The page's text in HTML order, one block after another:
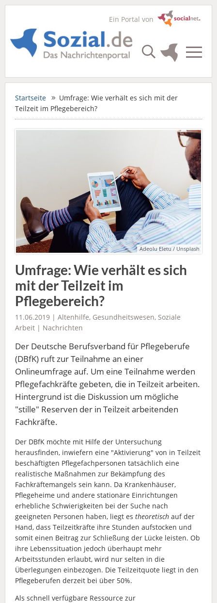
Ein Portal von
Startseite
Umfrage: Wie verhält es sich mit der
Teilzeit im Pflegebereich?
Adeolu Eletu / Unsplash
Umfrage: Wie verhält es sich
mit der Teilzeit im
Pflegebereich?
11.06.2019 | Altenhilfe, Gesundheitswesen, Soziale
Arbeit | Nachrichten
Der Deutsche Berufsverband für Pflegeberufe
(DBfK) ruft zur Teilnahme an einer
Onlineumfrage auf. Um eine Teilnahme werden
Pflegefachkräfte gebeten, die in Teilzeit arbeiten.
Hintergrund ist die Diskussion um mögliche
"stille" Reserven der in Teilzeit arbeitenden
Fachkräfte.
Der DBfK möchte mit Hilfe der Untersuchung
herausfinden, inwiefern eine "Aktivierung" von in Teilzeit
beschäftigten Pflegefachpersonen tatsächlich eine
realistische Maßnahmen zur Bekämpfung des
Fachkräftemangels sein kann. Da Krankenhäuser,
Pflegeheime und andere stationäre Einrichtungen
erhebliche Schwierigkeiten bei der Suche nach
geeigneten Personen haben, liegt es theoretisch auf der
Hand, dass Teilzeitkräfte ihre Stunden aufstocken und
somit einen Beitrag zur Schließung der Lücke leisten. Ob
ihre Lebenssituation jedoch überhaupt mehr
Arbeitsstunden erlaubt, wird nur selten in die
Überlegungen einbezogen. Die Teilzeitquote liegt in den
Pflegeberufen derzeit bei über 50%.
Als schnell verfügbare Ressource zur